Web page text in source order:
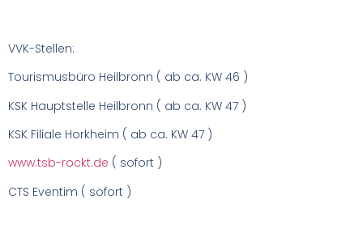
VVK-Stellen:
Tourismusbüro Heilbronn ( ab ca. KW 46 )
KSK Hauptstelle Heilbronn ( ab ca. KW 47 )
KSK Filiale Horkheim ( ab ca. KW 47 )
www.tsb-rockt.de ( sofort )
CTS Eventim ( sofort )